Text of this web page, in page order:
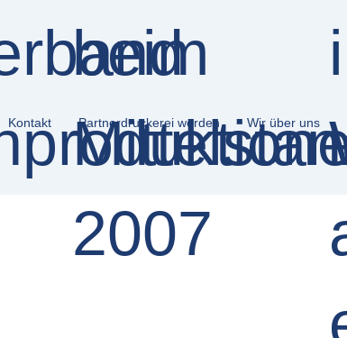
Kontakt Partnerdruckerei werden Wir über uns